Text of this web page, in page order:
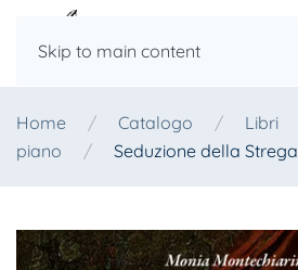
Skip to main content
Home Catalogo Libri
piano
Seduzione della Strega